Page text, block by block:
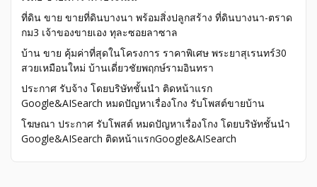
ที่ดิน ขาย ขายที่ดินบางนา พร้อมสิ่งปลูกสร้าง ที่ดินบางนา-ตราด
กม3 เจ้าของขายเอง ทุละซอยลาซาล
บ้าน ขาย คุ้มค่าที่สุดในโครงการ ราคาพิเศษ พระยาสุเรนทร์30
สวยเหมือนใหม่ บ้านเดี่ยวชัยพฤกษ์รามอินทรา
ประกาศ รับจ้าง โดยบริษัทชั้นนำ ติดหน้าแรก
Google&AISearch หมดปัญหาเรื่องโกง รับโพสต์ขายบ้าน
โฆษณา ประกาศ รับโพสต์ หมดปัญหาเรื่องโกง โดยบริษัทชั้นนำ
Google&AISearch ติดหน้าแรกGoogle&AISearch